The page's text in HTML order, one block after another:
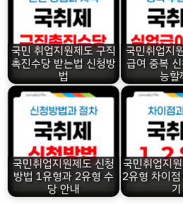
국민 취업지원제도 구직
촉진수당 받는법 신청방
법
국민취업지
급여 중복
능할
국민취업지원제도 신청
방법 1유형과 2유형 수
당 안내
국민취업지
2유형 차이
기